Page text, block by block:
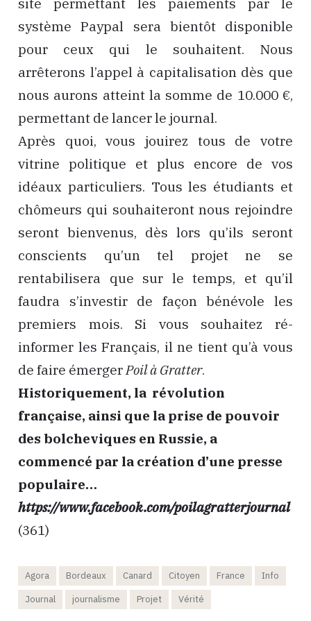
système Paypal sera bientôt disponible
pour ceux qui le souhaitent. Nous
arrêterons l’appel à capitalisation dès que
nous aurons atteint la somme de 10.000 €,
permettant de lancer le journal.
Après quoi, vous jouirez tous de votre
vitrine politique et plus encore de vos
idéaux particuliers. Tous les étudiants et
chômeurs qui souhaiteront nous rejoindre
seront bienvenus, dès lors qu’ils seront
conscients qu’un tel projet ne se
rentabilisera que sur le temps, et qu’il
faudra s’investir de façon bénévole les
premiers mois. Si vous souhaitez ré-
informer les Français, il ne tient qu’à vous
de faire émerger Poil à Gratter.
Historiquement, la révolution
française, ainsi que la prise de pouvoir
des bolcheviques en Russie, a
commencé par la création d’une presse
populaire…
https://www.facebook.com/poilagratterjournal
(361)
Agora Bordeaux Canard Citoyen France
Info
Journal
journalisme Projet Vérité